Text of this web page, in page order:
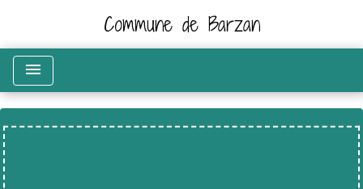
Commune de Barzan
menu